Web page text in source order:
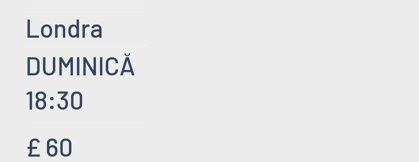
Londra
DUMINICĂ
18:30
£ 60